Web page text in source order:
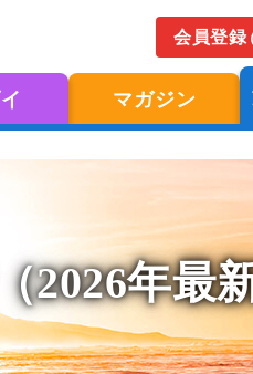
会員登録
マガジン
2026年最